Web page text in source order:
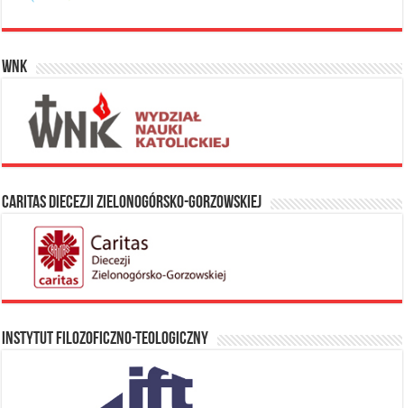
WNK
Caritas Diecezji Zielonogórsko-Gorzowskiej
Instytut Filozoficzno-Teologiczny